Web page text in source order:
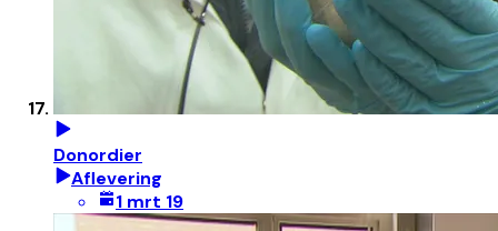
Donordier
Aflevering
1 mrt 19